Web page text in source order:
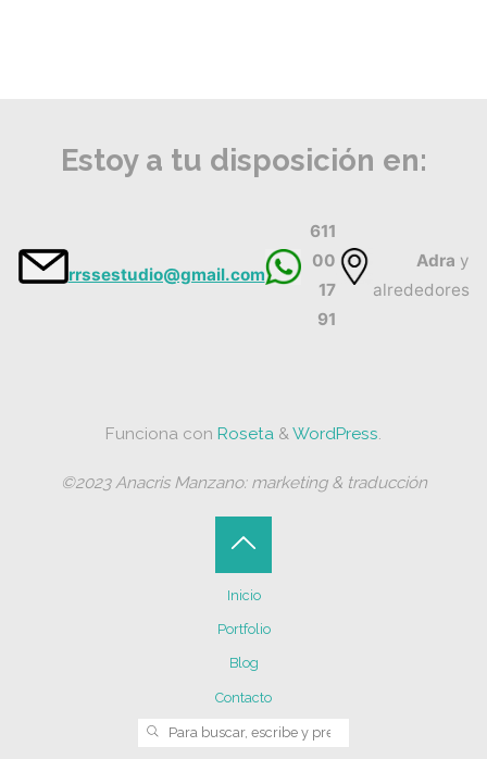
Estoy a tu disposición en:
rrssestudio@gmail.com
611
00
17
91
Adra y
alrededores
Funciona con Roseta &WordPress.
©2023 Anacris Manzano: marketing & traducción
Inicio
Portfolio
Blog
Contacto
BUSCAR
Volver
arriba